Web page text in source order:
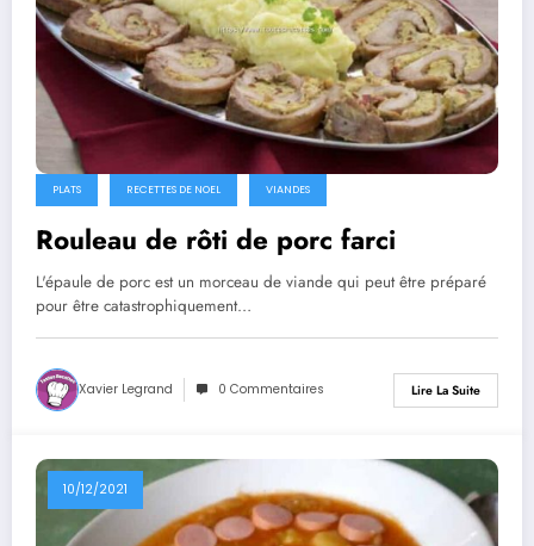
PLATS RECETTES DE NOEL VIANDES
Rouleau de rôti de porc farci
L'épaule de porc est un morceau de viande qui peut être préparé
pour être catastrophiquement…
Xavier Legrand 0 Commentaires Lire La Suite
10/12/2021